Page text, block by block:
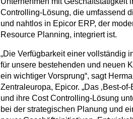
Controlling-Lösung, die umfassend
und nahtlos in Epicor ERP, der
Resource Planning, integriert ist.
„Die Verfügbarkeit einer vollständig
für unsere bestehenden und neuen
ein wichtiger Vorsprung“, sagt
Zentraleuropa, Epicor. „Das ‚Best-
und ihre Cost Controlling-Lösung
bei der strategischen Planung und